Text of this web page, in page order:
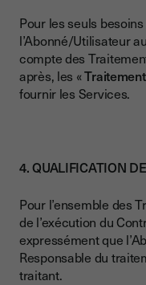
Pour les seuls
l’Abonné/Utilisateur
compte des
après, les «
fournir les Services.
4. QUALIFICATION
Pour l’ensemble des
de l’exécution du
expressément que
Responsable du
traitant.